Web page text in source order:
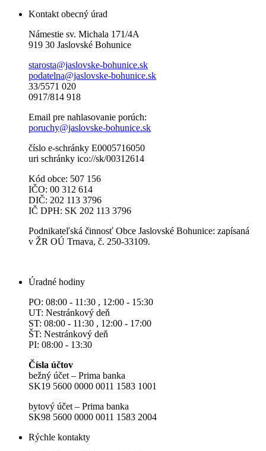
Kontakt obecný úrad
Námestie sv. Michala 171/4A
919 30 Jaslovské Bohunice
starosta@jaslovske-bohunice.sk
podatelna@jaslovske-bohunice.sk
33/5571 020
0917/814 918
Email pre nahlasovanie porúch:
poruchy@jaslovske-bohunice.sk
číslo e-schránky E0005716050
uri schránky ico://sk/00312614
Kód obce: 507 156
IČO: 00 312 614
DIČ: 202 113 3796
IČ DPH: SK 202 113 3796
Podnikateľská činnosť Obce Jaslovské Bohunice: zapísaná
v ŽR OÚ Trnava, č. 250-33109.
Úradné hodiny
PO: 08:00 - 11:30 , 12:00 - 15:30
UT: Nestránkový deň
ST: 08:00 - 11:30 , 12:00 - 17:00
ŠT: Nestránkový deň
PI: 08:00 - 13:30
Čísla účtov
bežný účet – Prima banka
SK19 5600 0000 0011 1583 1001
bytový účet – Prima banka
SK98 5600 0000 0011 1583 2004
Rýchle kontakty